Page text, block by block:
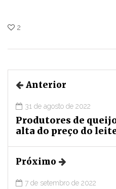
2
Anterior
31 de agosto de 2022
Produtores de
alta do preço do
Próximo
7 de setembro de 2022